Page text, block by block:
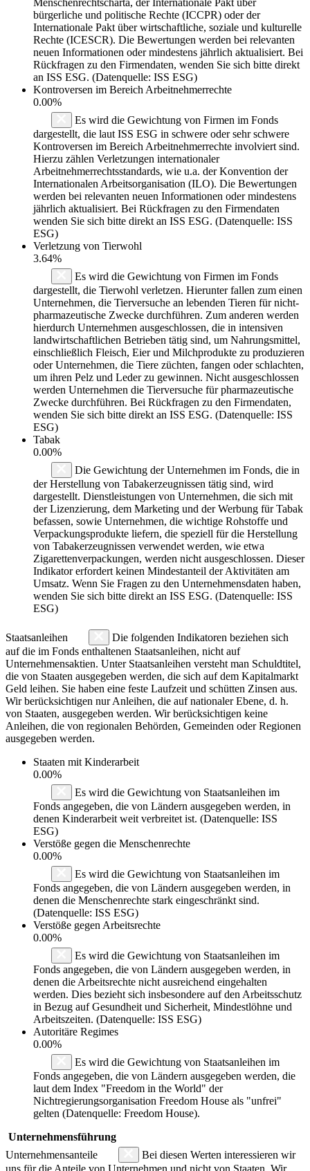
bürgerliche und politische Rechte (ICCPR) oder der
Internationale Pakt über wirtschaftliche, soziale und kulturelle
Rechte (ICESCR). Die Bewertungen werden bei relevanten
neuen Informationen oder mindestens jährlich aktualisiert. Bei
Rückfragen zu den Firmendaten, wenden Sie sich bitte direkt
an ISS ESG. (Datenquelle: ISS ESG)
Kontroversen im Bereich Arbeitnehmerrechte
0.00%
Es wird die Gewichtung von Firmen im Fonds
dargestellt, die laut ISS ESG in schwere oder sehr schwere
Kontroversen im Bereich Arbeitnehmerrechte involviert sind.
Hierzu zählen Verletzungen internationaler
Arbeitnehmerrechtsstandards, wie u.a. der Konvention der
Internationalen Arbeitsorganisation (ILO). Die Bewertungen
werden bei relevanten neuen Informationen oder mindestens
jährlich aktualisiert. Bei Rückfragen zu den Firmendaten
wenden Sie sich bitte direkt an ISS ESG. (Datenquelle: ISS
ESG)
Verletzung von Tierwohl
3.64%
Es wird die Gewichtung von Firmen im Fonds
dargestellt, die Tierwohl verletzen. Hierunter fallen zum einen
Unternehmen, die Tierversuche an lebenden Tieren für nicht-
pharmazeutische Zwecke durchführen. Zum anderen werden
hierdurch Unternehmen ausgeschlossen, die in intensiven
landwirtschaftlichen Betrieben tätig sind, um Nahrungsmittel,
einschließlich Fleisch, Eier und Milchprodukte zu produzieren
oder Unternehmen, die Tiere züchten, fangen oder schlachten,
um ihren Pelz und Leder zu gewinnen. Nicht ausgeschlossen
werden Unternehmen die Tierversuche für pharmazeutische
Zwecke durchführen. Bei Rückfragen zu den Firmendaten,
wenden Sie sich bitte direkt an ISS ESG. (Datenquelle: ISS
ESG)
Tabak
0.00%
Die Gewichtung der Unternehmen im Fonds, die in
der Herstellung von Tabakerzeugnissen tätig sind, wird
dargestellt. Dienstleistungen von Unternehmen, die sich mit
der Lizenzierung, dem Marketing und der Werbung für Tabak
befassen, sowie Unternehmen, die wichtige Rohstoffe und
Verpackungsprodukte liefern, die speziell für die Herstellung
von Tabakerzeugnissen verwendet werden, wie etwa
Zigarettenverpackungen, werden nicht ausgeschlossen. Dieser
Indikator erfordert keinen Mindestanteil der Aktivitäten am
Umsatz. Wenn Sie Fragen zu den Unternehmensdaten haben,
wenden Sie sich bitte direkt an ISS ESG. (Datenquelle: ISS
ESG)
Staatsanleihen
Die folgenden Indikatoren beziehen sich
auf die im Fonds enthaltenen Staatsanleihen, nicht auf
Unternehmensaktien. Unter Staatsanleihen versteht man Schuldtitel,
die von Staaten ausgegeben werden, die sich auf dem Kapitalmarkt
Geld leihen. Sie haben eine feste Laufzeit und schütten Zinsen aus.
Wir berücksichtigen nur Anleihen, die auf nationaler Ebene, d. h.
von Staaten, ausgegeben werden. Wir berücksichtigen keine
Anleihen, die von regionalen Behörden, Gemeinden oder Regionen
ausgegeben werden.
Staaten mit Kinderarbeit
0.00%
Es wird die Gewichtung von Staatsanleihen im
Fonds angegeben, die von Ländern ausgegeben werden, in
denen Kinderarbeit weit verbreitet ist. (Datenquelle: ISS
ESG)
Verstöße gegen die Menschenrechte
0.00%
Es wird die Gewichtung von Staatsanleihen im
Fonds angegeben, die von Ländern ausgegeben werden, in
denen die Menschenrechte stark eingeschränkt sind.
(Datenquelle: ISS ESG)
Verstöße gegen Arbeitsrechte
0.00%
Es wird die Gewichtung von Staatsanleihen im
Fonds angegeben, die von Ländern ausgegeben werden, in
denen die Arbeitsrechte nicht ausreichend eingehalten
werden. Dies bezieht sich insbesondere auf den Arbeitsschutz
in Bezug auf Gesundheit und Sicherheit, Mindestlöhne und
Arbeitszeiten. (Datenquelle: ISS ESG)
Autoritäre Regimes
0.00%
Es wird die Gewichtung von Staatsanleihen im
Fonds angegeben, die von Ländern ausgegeben werden, die
laut dem Index "Freedom in the World" der
Nichtregierungsorganisation Freedom House als "unfrei"
gelten (Datenquelle: Freedom House).
Unternehmensführung
Unternehmensanteile
Bei diesen Werten interessieren wir
uns für die Anteile von Unternehmen und nicht von Staaten. Wir